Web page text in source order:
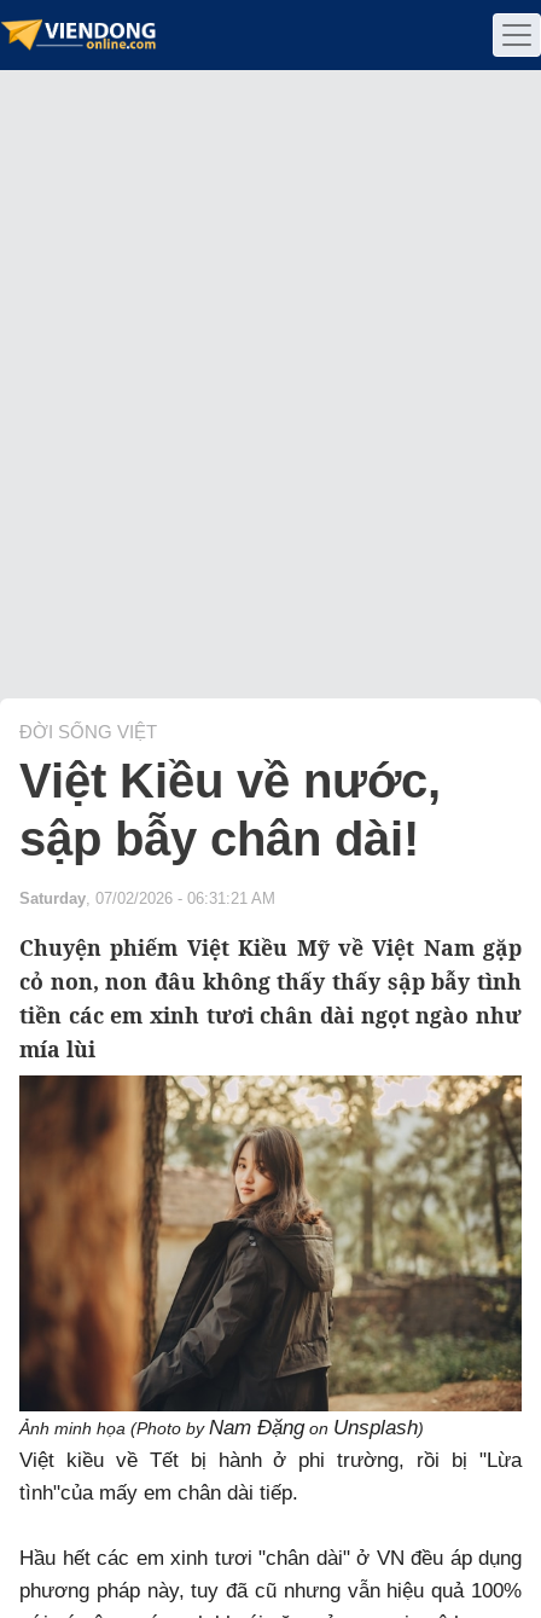
ĐỜI SỐNG VIỆT
Việt Kiều về nước,
sập bẫy chân dài!
Saturday, 07/02/2026 - 06:31:21 AM
Chuyện phiếm Việt Kiều Mỹ về Việt Nam gặp
cỏ non, non đâu không thấy thấy sập bẫy tình
tiền các em xinh tươi chân dài ngọt ngào như
mía lùi
Ảnh minh họa (Photo byNam Đặngon Unsplash)
Việt kiều về Tết bị hành ở phi trường, rồi bị "Lừa
tình"của mấy em chân dài tiếp.
Hầu hết các em xinh tươi "chân dài" ở VN đều áp dụng
phương pháp này, tuy đã cũ nhưng vẫn hiệu quả 100%